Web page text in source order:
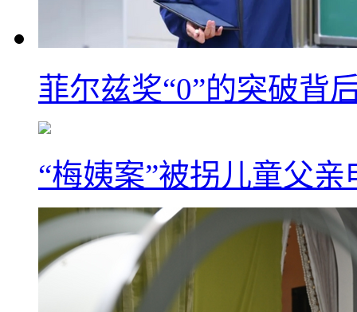
菲尔兹奖“0”的突破背
“梅姨案”被拐儿童父